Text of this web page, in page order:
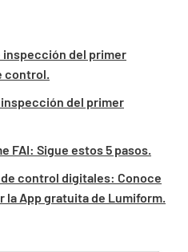
inspección del primer
control.
inspección del primer
FAI: Sigue estos 5 pasos.
control digitales: Conoce
la App gratuita de Lumiform.